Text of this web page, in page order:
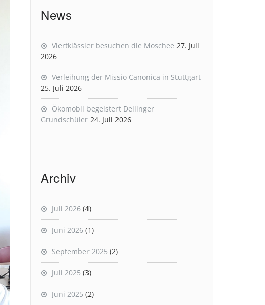
News
Viertklässler besuchen die Moschee 27. Juli
2026
Verleihung der Missio Canonica in Stuttgart
25. Juli 2026
Ökomobil begeistert Deilinger
Grundschüler 24. Juli 2026
Archiv
Juli 2026 (4)
Juni 2026 (1)
September 2025 (2)
Juli 2025 (3)
Juni 2025 (2)